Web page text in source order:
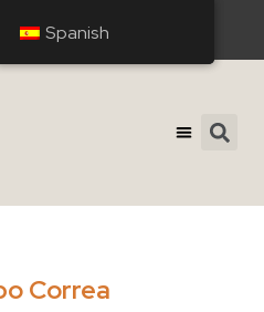
Socios
Correa
Spanish
Spanish